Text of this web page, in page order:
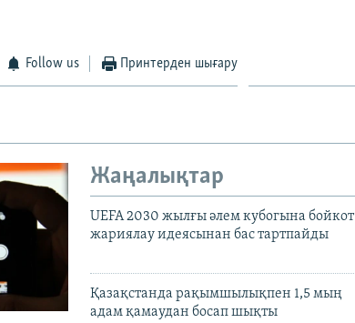
Follow us Принтерден шығару
Жаңалықтар
UEFA 2030 жылғы әлем кубогына бойкот
жариялау идеясынан бас тартпайды
Қазақстанда рақымшылықпен 1,5 мың
адам қамаудан босап шықты